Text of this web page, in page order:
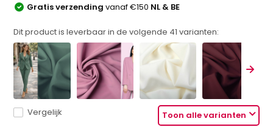
Gratis verzendingvanaf €150 NL & BE
Dit product is leverbaar in de volgende 41 varianten:
Toon alle varianten
Vergelijk